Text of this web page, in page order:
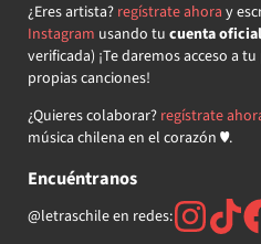
¿Eres artista? regístrate ahora y
Instagram usando tu cuenta oficial
verificada) ¡Te daremos acceso a
propias canciones!
¿Quieres colaborar? regístrate
música chilena en el corazón ♥.
Encuéntranos
@letraschile en redes: